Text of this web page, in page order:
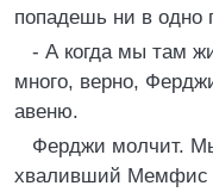
попадешь ни в одно
- А когда мы там
много, верно,
авеню.
Ферджи молчит.
хваливший Мемфис